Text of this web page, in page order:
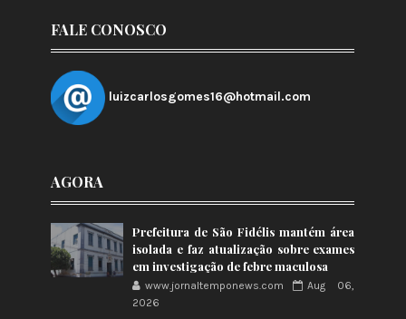
FALE CONOSCO
luizcarlosgomes16@hotmail.com
AGORA
Prefeitura de São Fidélis mantém área
isolada e faz atualização sobre exames
em investigação de febre maculosa
www.jornaltemponews.com
Aug 06,
2026